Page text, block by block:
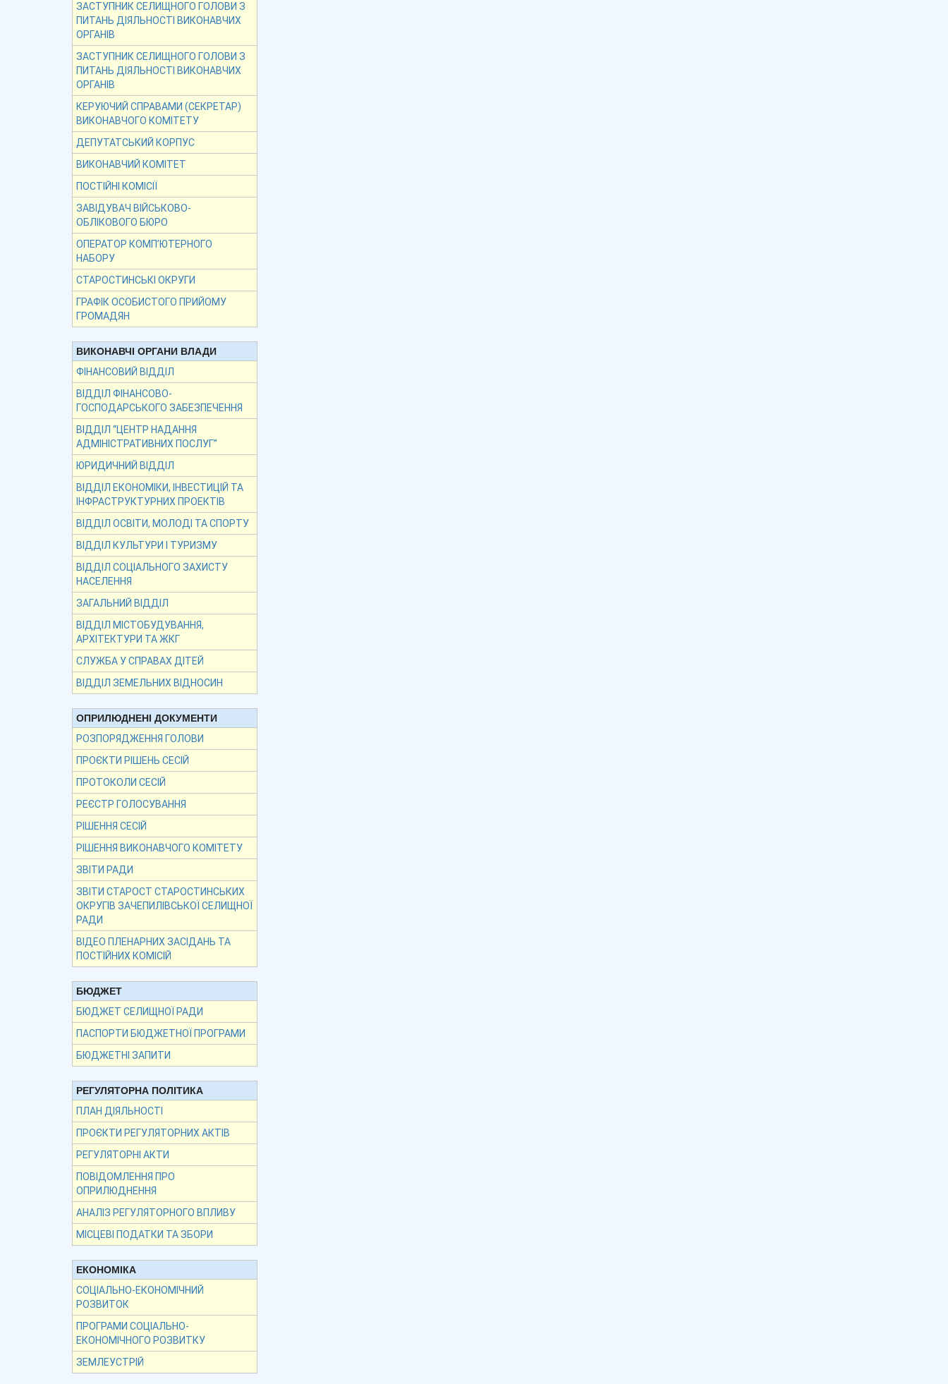
ЗАСТУПНИК СЕЛИЩНОГО ГОЛОВИ З
ПИТАНЬ ДІЯЛЬНОСТІ ВИКОНАВЧИХ
ОРГАНІВ
ЗАСТУПНИК СЕЛИЩНОГО ГОЛОВИ З
ПИТАНЬ ДІЯЛЬНОСТІ ВИКОНАВЧИХ
ОРГАНІВ
КЕРУЮЧИЙ СПРАВАМИ (СЕКРЕТАР)
ВИКОНАВЧОГО КОМІТЕТУ
ДЕПУТАТСЬКИЙ КОРПУС
ВИКОНАВЧИЙ КОМІТЕТ
ПОСТІЙНІ КОМІСІЇ
ЗАВІДУВАЧ ВІЙСЬКОВО-
ОБЛІКОВОГО БЮРО
ОПЕРАТОР КОМП’ЮТЕРНОГО
НАБОРУ
СТАРОСТИНСЬКІ ОКРУГИ
ГРАФІК ОСОБИСТОГО ПРИЙОМУ
ГРОМАДЯН
ВИКОНАВЧІ ОРГАНИ ВЛАДИ
ФІНАНСОВИЙ ВІДДІЛ
ВІДДІЛ ФІНАНСОВО-
ГОСПОДАРСЬКОГО ЗАБЕЗПЕЧЕННЯ
ВІДДІЛ “ЦЕНТР НАДАННЯ
АДМІНІСТРАТИВНИХ ПОСЛУГ”
ЮРИДИЧНИЙ ВІДДІЛ
ВІДДІЛ ЕКОНОМІКИ, ІНВЕСТИЦІЙ ТА
ІНФРАСТРУКТУРНИХ ПРОЕКТІВ
ВІДДІЛ ОСВІТИ, МОЛОДІ ТА СПОРТУ
ВІДДІЛ КУЛЬТУРИ І ТУРИЗМУ
ВІДДІЛ СОЦІАЛЬНОГО ЗАХИСТУ
НАСЕЛЕННЯ
ЗАГАЛЬНИЙ ВІДДІЛ
ВІДДІЛ МІСТОБУДУВАННЯ,
АРХІТЕКТУРИ ТА ЖКГ
СЛУЖБА У СПРАВАХ ДІТЕЙ
ВІДДІЛ ЗЕМЕЛЬНИХ ВІДНОСИН
ОПРИЛЮДНЕНІ ДОКУМЕНТИ
РОЗПОРЯДЖЕННЯ ГОЛОВИ
ПРОЄКТИ РІШЕНЬ СЕСІЙ
ПРОТОКОЛИ СЕСІЙ
РЕЄСТР ГОЛОСУВАННЯ
РІШЕННЯ СЕСІЙ
РІШЕННЯ ВИКОНАВЧОГО КОМІТЕТУ
ЗВІТИ РАДИ
ЗВІТИ СТАРОСТ СТАРОСТИНСЬКИХ
ОКРУГІВ ЗАЧЕПИЛІВСЬКОЇ СЕЛИЩНОЇ
РАДИ
ВІДЕО ПЛЕНАРНИХ ЗАСІДАНЬ ТА
ПОСТІЙНИХ КОМІСІЙ
БЮДЖЕТ
БЮДЖЕТ СЕЛИЩНОЇ РАДИ
ПАСПОРТИ БЮДЖЕТНОЇ ПРОГРАМИ
БЮДЖЕТНІ ЗАПИТИ
РЕГУЛЯТОРНА ПОЛІТИКА
ПЛАН ДІЯЛЬНОСТІ
ПРОЄКТИ РЕГУЛЯТОРНИХ АКТІВ
РЕГУЛЯТОРНІ АКТИ
ПОВІДОМЛЕННЯ ПРО
ОПРИЛЮДНЕННЯ
АНАЛІЗ РЕГУЛЯТОРНОГО ВПЛИВУ
МІСЦЕВІ ПОДАТКИ ТА ЗБОРИ
ЕКОНОМІКА
СОЦІАЛЬНО-ЕКОНОМІЧНИЙ
РОЗВИТОК
ПРОГРАМИ СОЦІАЛЬНО-
ЕКОНОМІЧНОГО РОЗВИТКУ
ЗЕМЛЕУСТРІЙ